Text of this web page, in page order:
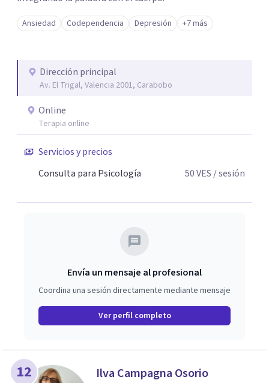
Ansiedad Codependencia Depresión +7 más
Dirección principal
Av. El Trigal, Valencia 2001, Carabobo
Online
Terapia online
Servicios y precios
Consulta para Psicología
50VES / sesión
Envía un mensaje al profesional
Coordina una sesión directamente mediante mensaje
Ver perfil completo
12 Ilva Campagna Osorio